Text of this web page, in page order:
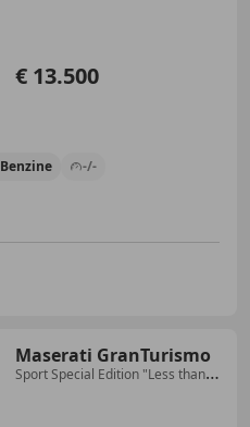
€ 13.500
Benzine -/-
Maserati GranTurismo
Sport Special Edition "Less than